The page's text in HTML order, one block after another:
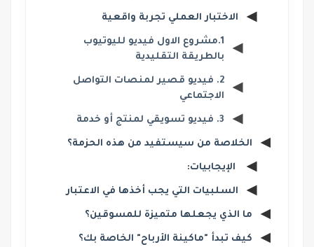
الاختبار العملي تجربة واقعية
1.مشروع الاول فيديو لليوتيوب
بالطريقة التقليدية
2. فيديو قصير لمنصات التواصل
الاجتماعي
3. فيديو تسويقي لمنتج أو خدمة
الخلاصة من سيستفيد من هذه الحزمة؟
الإيجابيات:
السلبيات التي يجب أخذها في الاعتبار
ما الذي يجعلها متميزة للمسوقين؟
كيف تبدأ "ماكينة الأرباح" الخاصة بك؟